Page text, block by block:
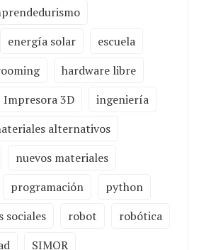
energía solar
escuela
hardware libre
Impresora 3D
ingeniería
alternativos
nuevos materiales
programación
python
sociales robot
robótica
SIMOR